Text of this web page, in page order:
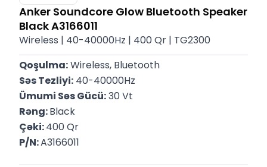
Anker Soundcore Glow Bluetooth Speaker
Black A3166011
Wireless | 40-40000Hz | 400 Qr | TG2300
Qoşulma: Wireless, Bluetooth
Səs Tezliyi: 40-40000Hz
Ümumi Səs Gücü: 30 Vt
Rəng: Black
Çəki: 400 Qr
P/N: A3166011